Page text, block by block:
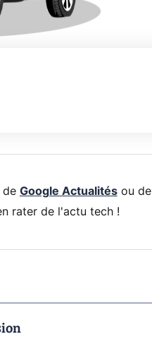
de Google Actualitésou de
rater de l'actu tech !